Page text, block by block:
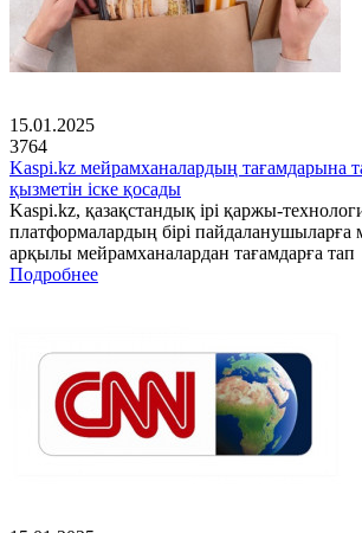
15.01.2025
3764
Kaspi.kz мейрамханалардың тағамдарына
қызметін іске қосады
Kaspi.kz, қазақстандық ірі қаржы-
платформалардың бірі пайдаланушыларға
арқылы мейрамханалардан тағамдарға тап
Подробнее